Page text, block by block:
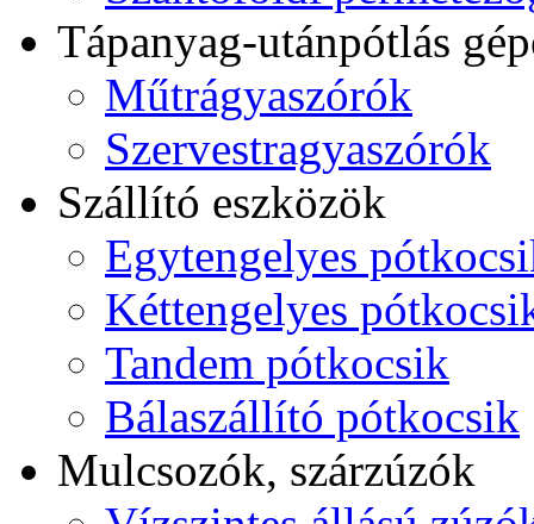
Tápanyag-utánpótlás
Műtrágyaszórók
Szervestragyaszórók
Szállító eszközök
Egytengelyes
Kéttengelyes
Tandem pótkocsik
Bálaszállító pótkocsik
Mulcsozók, szárzúzók